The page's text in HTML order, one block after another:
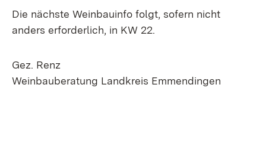
Die nächste Weinbauinfo folgt, sofern nicht
anders erforderlich, in KW 22.
Gez. Renz
Weinbauberatung Landkreis Emmendingen